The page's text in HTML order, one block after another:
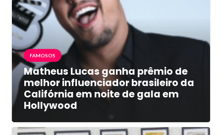
FAMOSOS
Matheus Lucas ganha prêmio de
melhor influenciador brasileiro da
Califórnia em noite de gala em
Hollywood